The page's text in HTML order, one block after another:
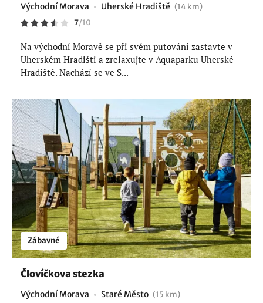
Východní Morava Uherské Hradiště (14 km)
7/10
Na východní Moravě se při svém putování zastavte v
Uherském Hradišti a zrelaxujte v Aquaparku Uherské
Hradiště. Nachází se ve S...
Zábavné
Človíčkova stezka
Východní Morava Staré Město (15 km)